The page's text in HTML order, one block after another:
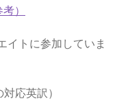
トン
間・時間・力
化】
）
イトに参加していま
応英訳）